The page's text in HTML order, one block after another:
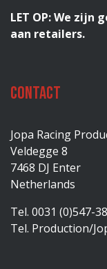
LET OP: We
aan retailers.
Contact
Jopa Racing
Veldegge 8
7468 DJ Enter
Netherlands
Tel. 0031 (0)547-
Tel. Production/